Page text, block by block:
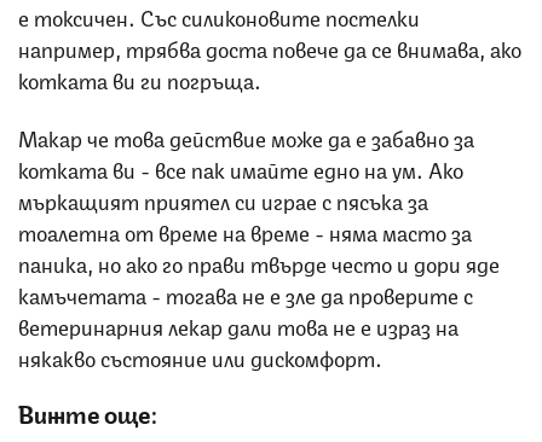
е токсичен. Със силиконовите постелки
например, трябва доста повече да се внимава, ако
котката ви ги погръща.
Макар че това действие може да е забавно за
котката ви - все пак имайте едно на ум. Ако
мъркащият приятел си играе с пясъка за
тоалетна от време на време - няма масто за
паника, но ако го прави твърде често и дори яде
камъчетата - тогава не е зле да проверите с
ветеринарния лекар дали това не е израз на
някакво състояние или дискомфорт.
Вижте още: